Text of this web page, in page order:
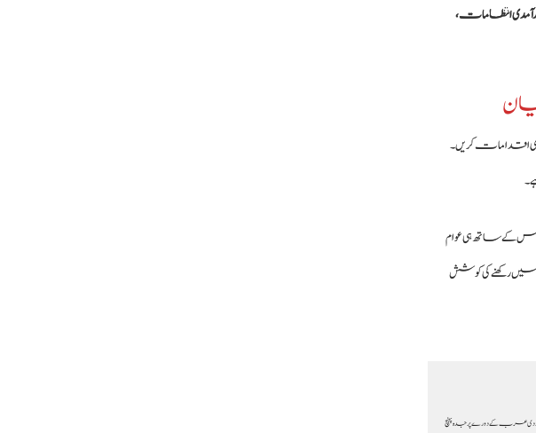
انتظامات،
اقدامات کریں۔
اس کے ساتھ ہی عوام
رکھنے کی کوشش